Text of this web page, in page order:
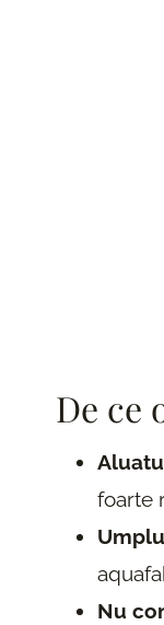
De ce
foarte
Nu